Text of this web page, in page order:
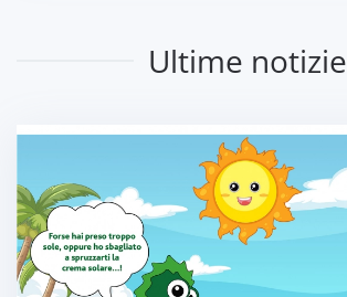
Ultime notizie